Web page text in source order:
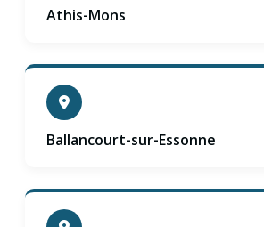
Athis-Mons
Ballancourt-sur-Essonne